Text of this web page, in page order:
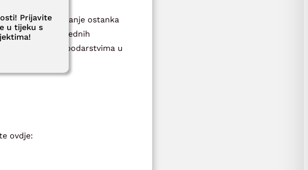
tržištu, poticanje ostanka
poljoprivrednih
gospodarstvima u
ovdje:
Prijavite
u tijeku s